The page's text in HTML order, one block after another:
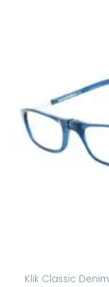
Klik Classic Denim